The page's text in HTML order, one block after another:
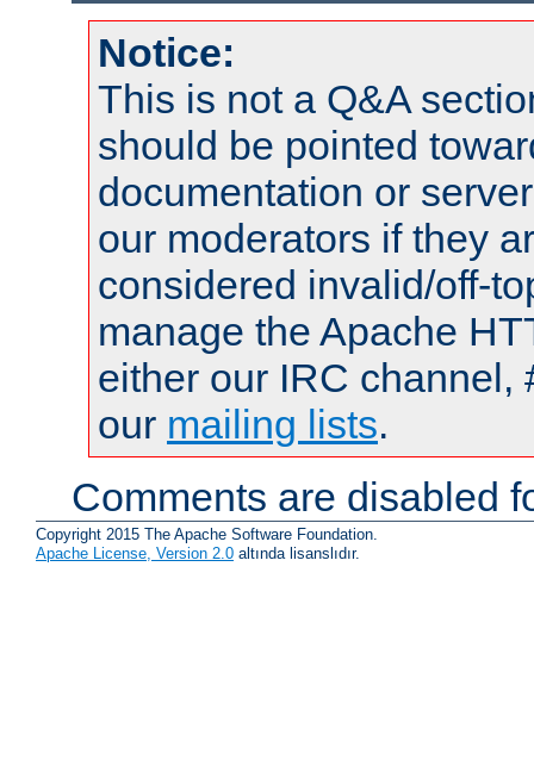
Notice:
This is not a Q&A
should be pointed
documentation or
our moderators if they
considered invalid/off-
manage the Apache
either our IRC channel,
our mailing lists.
Comments are disabled
Copyright 2015 The Apache Software Foundation.
Apache License, Version 2.0 altında lisanslıdır.